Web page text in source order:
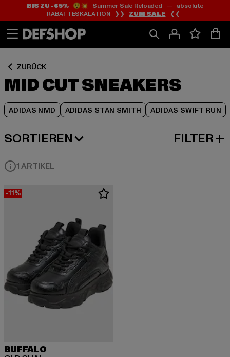
Zum
Inhalt
springen
Zum
Fußzeile
springen
BIS ZU -65%😲💥 Summer Sale Reloaded — absolute
RABATTESKALATION ❯❯ ZUM SALE ❮❮
ZURÜCK
MID CUT SNEAKERS
ADIDAS NMD ADIDAS STAN SMITH ADIDAS SWIFT RUN
Zum
Produktraster
springen
SORTIEREN
BELIEBTESTE FILTER
1 ARTIKEL
-11%
BUFFALO